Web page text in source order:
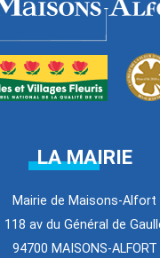
LA MAIRIE
Mairie de Maisons-Alfort
118 av du Général de
94700 MAISONS-ALFORT